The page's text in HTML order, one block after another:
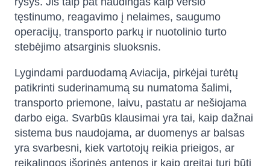
tęstinumo, reagavimo į nelaimes, saugumo
operacijų, transporto parkų ir nuotolinio turto
stebėjimo atsarginis sluoksnis.
Lygindami parduodamą Aviacija, pirkėjai turėtų
patikrinti suderinamumą su numatoma šalimi,
transporto priemone, laivu, pastatu ar nešiojama
darbo eiga. Svarbūs klausimai yra tai, kaip dažnai
sistema bus naudojama, ar duomenys ar balsas
yra svarbesni, kiek vartotojų reikia prieigos, ar
reikalingos išorinės antenos ir kaip greitai turi būti